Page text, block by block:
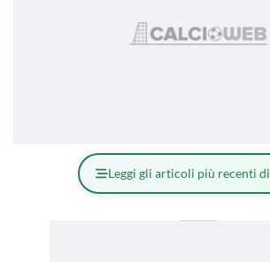
Leggi gli articoli più recenti di